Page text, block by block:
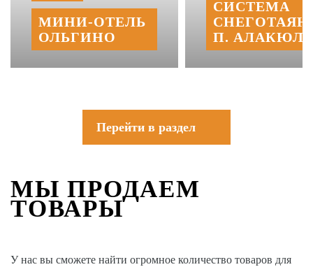
МИНИ‑‏ОТЕЛЬ
ОЛЬГИНО
СИСТЕМА
П.
Перейти в раздел
МЫ ПРОДАЕМ
ТОВАРЫ
У нас вы сможете найти огромное количество товаров для